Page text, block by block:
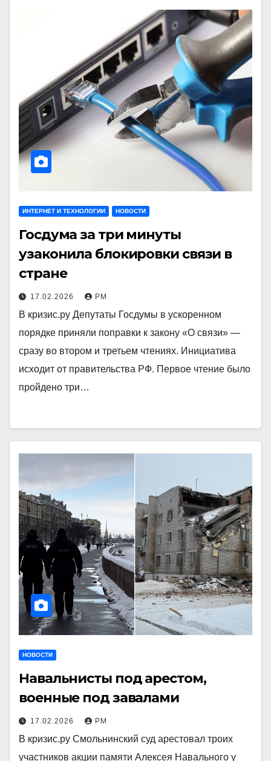
ИНТЕРНЕТ И ТЕХНОЛОГИИ НОВОСТИ
Госдума за три минуты
узаконила блокировки связи в
стране
17.02.2026 РМ
В кризис.ру Депутаты Госдумы в ускоренном
порядке приняли поправки к закону «О связи» —
сразу во втором и третьем чтениях. Инициатива
исходит от правительства РФ. Первое чтение было
пройдено три…
НОВОСТИ
Навальнисты под арестом,
военные под завалами
17.02.2026 РМ
В кризис.ру Смольнинский суд арестовал троих
участников акции памяти Алексея Навального у